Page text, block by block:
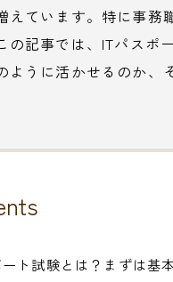
えています。特に事
の記事では、ITパスポ
ように活かせるのか
ト試験とは？まずは基